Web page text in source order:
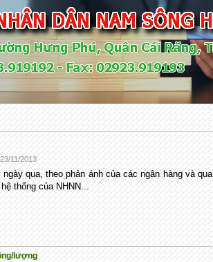
11/2013
ngày qua, theo phản ánh của các ngân hàng và qua
thống của NHNN...
lượng